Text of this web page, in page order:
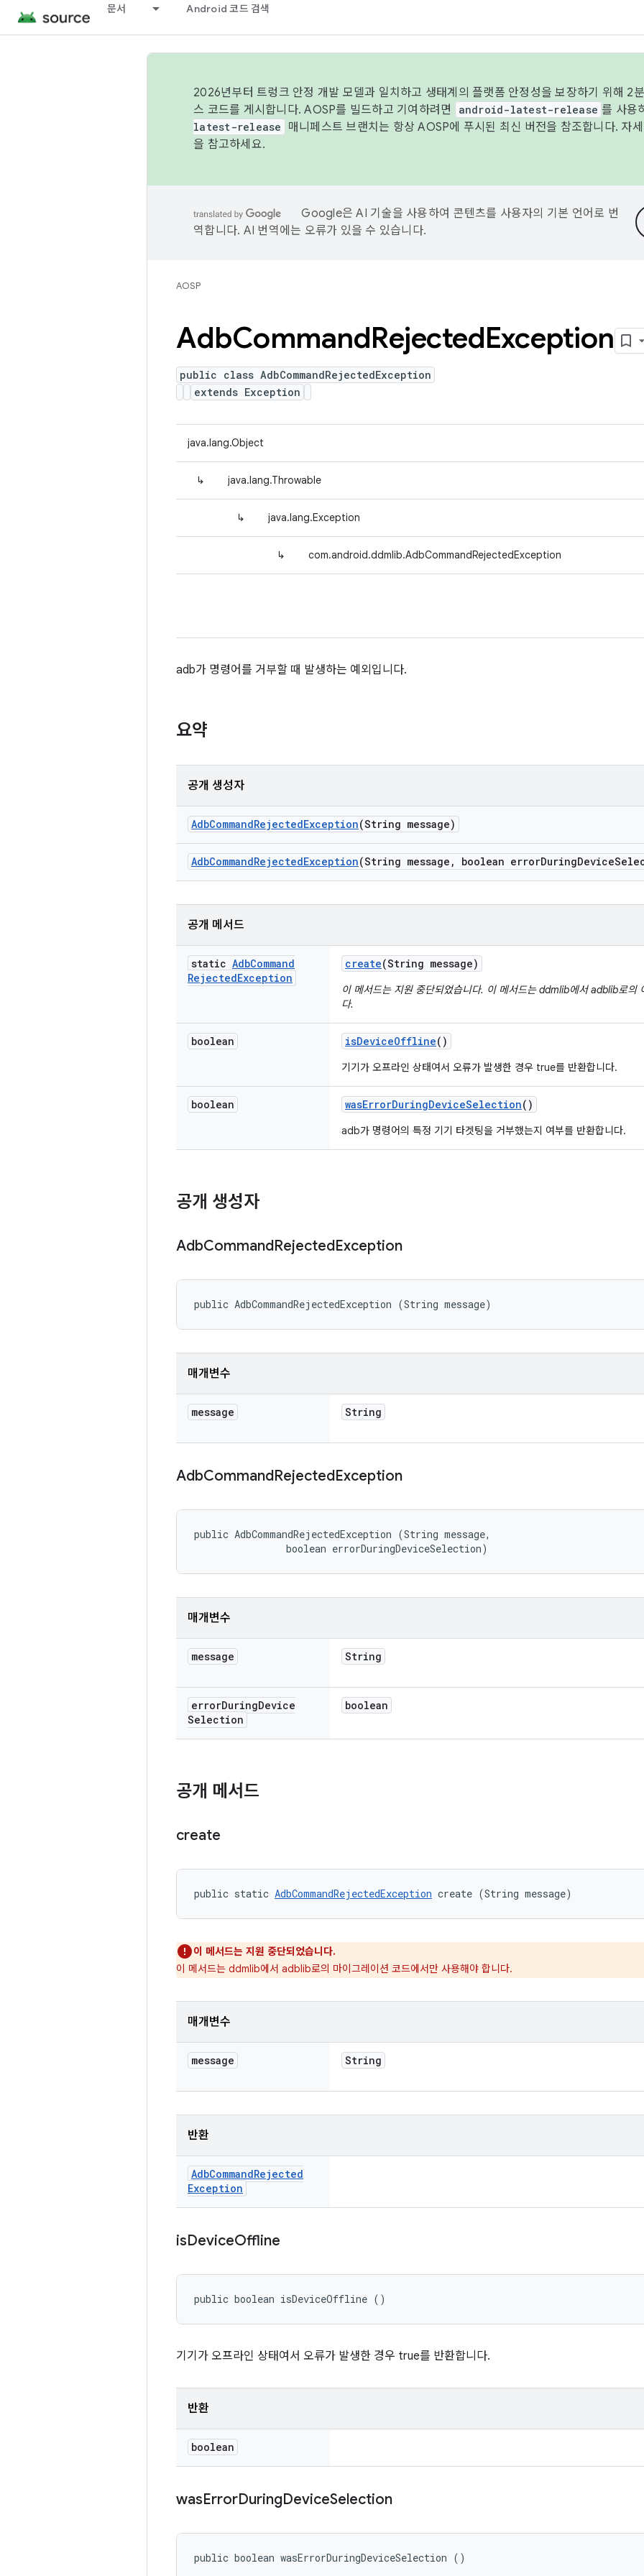
문서 Android 코드 검색
2026년부터 트렁크 안정 개발 모델과 일치하고 생태계의 플랫폼 안정성을 보장하기 위해 2
스 코드를 게시합니다. AOSP를 빌드하고 기여하려면
android-latest-release 를 사용
latest-release
매니페스트 브랜치는 항상 AOSP에 푸시된 최신 버전을 참조합니다. 자
을 참고하세요.
Google은 AI 기술을 사용하여 콘텐츠를 사용자의 기본 언어로 번
역합니다. AI 번역에는 오류가 있을 수 있습니다.
AOSP
AdbCommandRejectedException
public class AdbCommandRejectedException
extends Exception
java.lang.Object
↳ java.lang.Throwable
↳ java.lang.Exception
↳ com.android.ddmlib.AdbCommandRejectedException
adb가 명령어를 거부할 때 발생하는 예외입니다.
요약
공개 생성자
AdbCommandRejectedException(String message)
AdbCommandRejectedException(String message , boolean errorDuringDevice
공개 메서드
static AdbCommand
RejectedException
create(String message)
이 메서드는 지원 중단되었습니다. 이 메서드는 ddmlib에서 adblib로의
다.
boolean isDeviceOffline()
기기가 오프라인 상태여서 오류가 발생한 경우 true를 반환합니다.
boolean wasErrorDuringDeviceSelection()
adb가 명령어의 특정 기기 타겟팅을 거부했는지 여부를 반환합니다.
공개 생성자
AdbCommandRejectedException
public AdbCommandRejectedException (String message)
매개변수
message String
AdbCommandRejectedException
public AdbCommandRejectedException (String message,
                boolean errorDuringDeviceSelection)
매개변수
message String
errorDuringDevice
Selection
boolean
공개 메서드
create
public static AdbCommandRejectedException create (String message)
이 메서드는 지원 중단되었습니다.
이 메서드는 ddmlib에서 adblib로의 마이그레이션 코드에서만 사용해야 합니다.
매개변수
message String
반환
AdbCommandRejected
Exception
isDeviceOffline
public boolean isDeviceOffline ()
기기가 오프라인 상태여서 오류가 발생한 경우 true를 반환합니다.
반환
boolean
wasErrorDuringDeviceSelection
public boolean wasErrorDuringDeviceSelection ()